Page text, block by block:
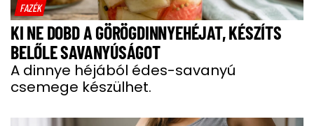
FAZÉK
KI NE DOBD A GÖRÖGDINNYEHÉJAT, KÉSZÍTS
BELŐLE SAVANYÚSÁGOT
A dinnye héjából édes-savanyú
csemege készülhet.